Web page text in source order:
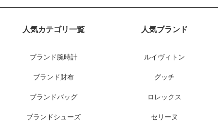
人気カテゴリ一覧
ブランド腕時計
ブランド財布
ブランドバッグ
ブランドシューズ
人気ブランド
ルイヴィトン
グッチ
ロレックス
セリーヌ